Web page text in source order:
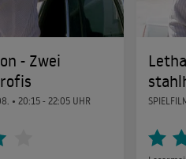
- Zwei
• 20:15 - 22:05 UHR